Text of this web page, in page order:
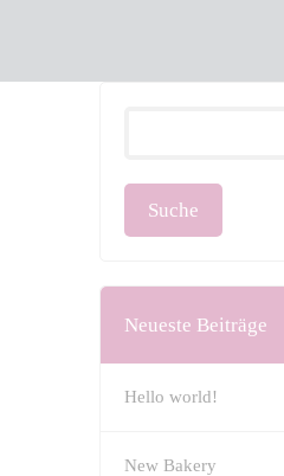
Neueste Beiträge
Hello world!
New Bakery